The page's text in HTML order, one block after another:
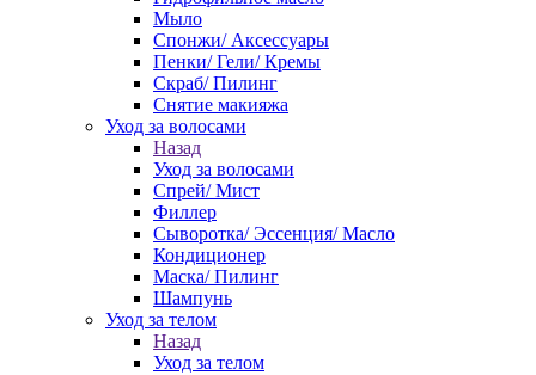
Мыло
Спонжи/ Аксессуары
Пенки/ Гели/ Кремы
Скраб/ Пилинг
Снятие макияжа
Уход за волосами
Назад
Уход за волосами
Спрей/ Мист
Филлер
Сыворотка/ Эссенция/ Масло
Кондиционер
Маска/ Пилинг
Шампунь
Уход за телом
Назад
Уход за телом